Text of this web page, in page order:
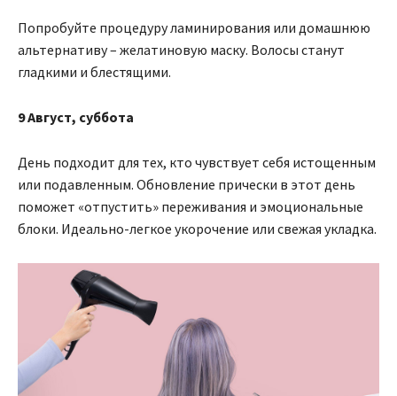
Попробуйте процедуру ламинирования или домашнюю
альтернативу – желатиновую маску. Волосы станут
гладкими и блестящими.
9 Август, суббота
День подходит для тех, кто чувствует себя истощенным
или подавленным. Обновление прически в этот день
поможет «отпустить» переживания и эмоциональные
блоки. Идеально-легкое укорочение или свежая укладка.